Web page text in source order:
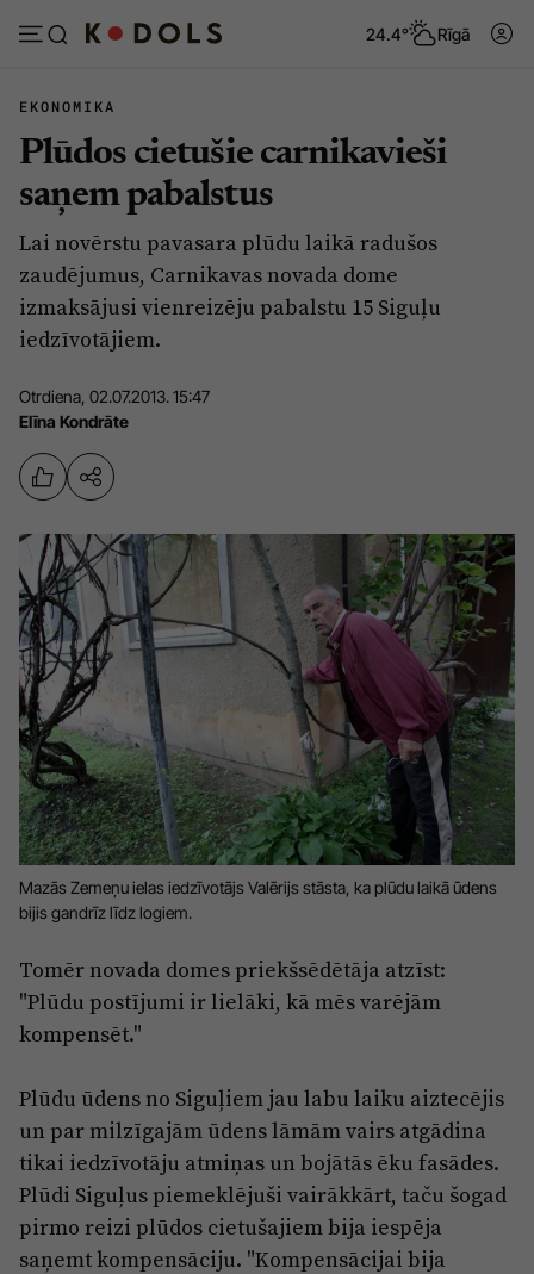
24.4° Rīgā
Abonēt
Ziņas
Politika
Pašvaldības
Veselība
Ģimene
Sports
Drošība
Tēmas
Viedokļi
Pasākumi
Pierīga
Ādaži
Ķekava
Mārupe
Olaine
Ropaži
Salaspils
Saulkrasti
Jūrmala
Projekti
Mediju atbalsta fonds
Zivju fonds
Zaļā nākotne
Iedvesmai nav vecuma
Kodols
Privātuma politika
Ētikas kodekss
Lietošanas noteikumi
EKONOMIKA
Plūdos cietušie carnikavieši
saņem pabalstus
Lai novērstu pavasara plūdu laikā radušos
zaudējumus, Carnikavas novada dome
izmaksājusi vienreizēju pabalstu 15 Siguļu
iedzīvotājiem.
Otrdiena, 02.07.2013. 15:47
Elīna Kondrāte
Mazās Zemeņu ielas iedzīvotājs Valērijs stāsta, ka plūdu laikā ūdens
bijis gandrīz līdz logiem.
Tomēr novada domes priekšsēdētāja atzīst:
"Plūdu postījumi ir lielāki, kā mēs varējām
kompensēt."
Plūdu ūdens no Siguļiem jau labu laiku aiztecējis
un par milzīgajām ūdens lāmām vairs atgādina
tikai iedzīvotāju atmiņas un bojātās ēku fasādes.
Plūdi Siguļus piemeklējuši vairākkārt, taču šogad
pirmo reizi plūdos cietušajiem bija iespēja
saņemt kompensāciju. "Kompensācijai bija